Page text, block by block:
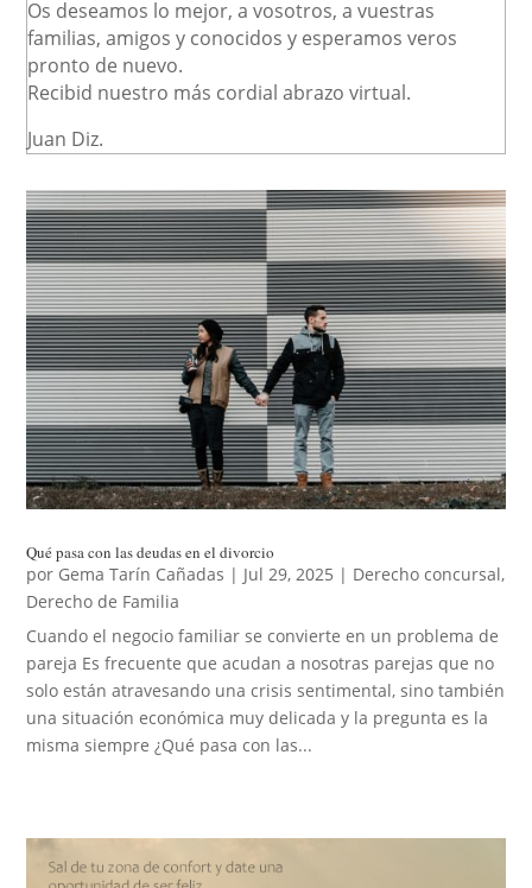
Os deseamos lo mejor, a vosotros, a vuestras
familias, amigos y conocidos y esperamos veros
pronto de nuevo.
Recibid nuestro más cordial abrazo virtual.
Juan Diz.
Qué pasa con las deudas en el divorcio
por Gema Tarín Cañadas | Jul 29, 2025 | Derecho concursal,
Derecho de Familia
Cuando el negocio familiar se convierte en un problema de
pareja Es frecuente que acudan a nosotras parejas que no
solo están atravesando una crisis sentimental, sino también
una situación económica muy delicada y la pregunta es la
misma siempre ¿Qué pasa con las...